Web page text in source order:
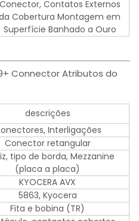
Conector, Contatos Externos
Cobertura Montagem em
Superfície Banhado a Ouro
Connector Atributos do
descrições
Interligações
Conector retangular
tipo de borda, Mezzanine
(placa a placa)
KYOCERA AVX
5863, Kyocera
Fita e bobina (TR)